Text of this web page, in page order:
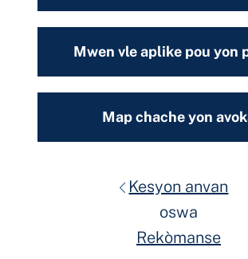
Mwen vle aplike pou yon
Map chache yon
Kesyon anvan
oswa
Rekòmanse